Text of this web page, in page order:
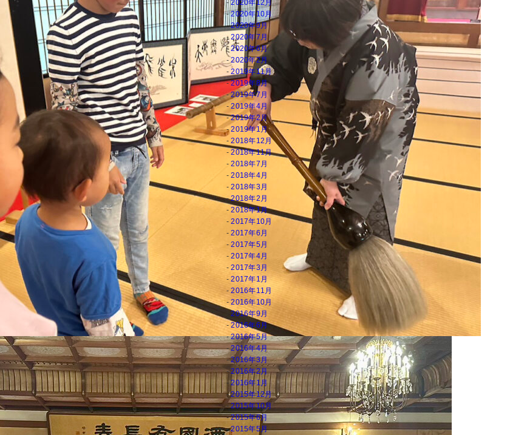
2020年12月
2020年10月
2020年9月
2020年7月
2020年6月
2020年2月
2019年11月
2019年8月
2019年7月
2019年4月
2019年2月
2019年1月
2018年12月
2018年11月
2018年7月
2018年4月
2018年3月
2018年2月
2018年1月
2017年10月
2017年6月
2017年5月
2017年4月
2017年3月
2017年1月
2016年11月
2016年10月
2016年9月
2016年6月
2016年5月
2016年4月
2016年3月
2016年2月
2016年1月
2015年12月
2015年10月
2015年6月
2015年5月